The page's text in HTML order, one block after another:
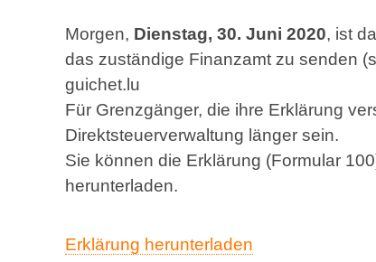
Morgen, Dienstag, 30. Juni 2020, ist
das zuständige Finanzamt zu senden
guichet.lu
Für Grenzgänger, die ihre Erklärung
Direktsteuerverwaltung länger sein.
Sie können die Erklärung (Formular
herunterladen.
Erklärung herunterladen